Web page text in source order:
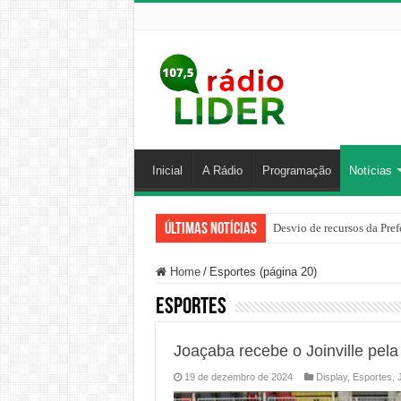
Inicial A Rádio Programação Notícias
Últimas Notícias Desvio de recursos da
PM prende homem por
Home / Esportes (página 20)
Esportes
Joaçaba recebe o Joinville
19 de dezembro de 2024 Display, Esportes